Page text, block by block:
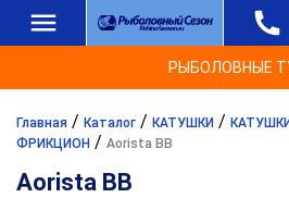
РЫБОЛОВНЫЕ
Главная / Каталог / КАТУШКИ /
ФРИКЦИОН / Aorista BB
Aorista BB